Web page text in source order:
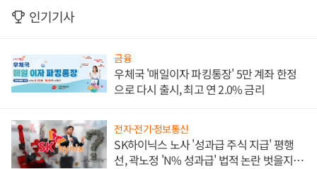
인기기사
금융
우체국 '매일이자 파킹통장' 5만 계좌 한정
으로 다시 출시, 최고 연 2.0% 금리
전자·전기·정보통신
SK하이닉스 노사 '성과급 주식 지급' 평행
선, 곽노정 'N% 성과급' 법적 논란 벗을지 주